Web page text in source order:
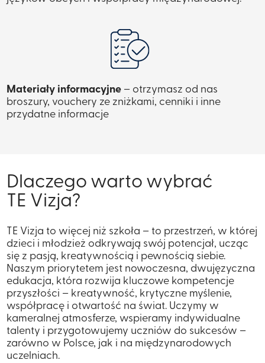
Materiały informacyjne – otrzymasz od nas
broszury, vouchery ze zniżkami, cenniki i inne
przydatne informacje
Dlaczego warto wybrać
TE Vizja?
TE Vizja to więcej niż szkoła – to przestrzeń, w której
dzieci i młodzież odkrywają swój potencjał, ucząc
się z pasją, kreatywnością i pewnością siebie.
Naszym priorytetem jest nowoczesna, dwujęzyczna
edukacja, która rozwija kluczowe kompetencje
przyszłości – kreatywność, krytyczne myślenie,
współpracę i otwartość na świat. Uczymy w
kameralnej atmosferze, wspieramy indywidualne
talenty i przygotowujemy uczniów do sukcesów –
zarówno w Polsce, jak i na międzynarodowych
uczelniach.